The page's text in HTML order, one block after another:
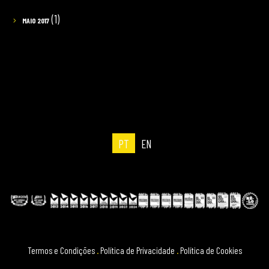
MAIO 2017(1)
PT EN
Termos e Condições Política de Privacidade Política de Cookies